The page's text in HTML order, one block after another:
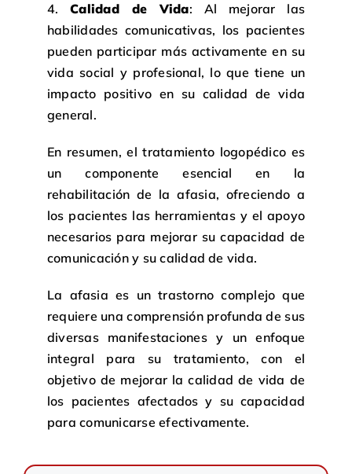
4.Calidad de Vida: Al mejorar las
habilidades comunicativas, los pacientes
pueden participar más activamente en su
vida social y profesional, lo que tiene un
impacto positivo en su calidad de vida
general.
En resumen, el tratamiento logopédico es
un componente esencial en la
rehabilitación de la afasia, ofreciendo a
los pacientes las herramientas y el apoyo
necesarios para mejorar su capacidad de
comunicación y su calidad de vida.
La afasia es un trastorno complejo que
requiere una comprensión profunda de sus
diversas manifestaciones y un enfoque
integral para su tratamiento, con el
objetivo de mejorar la calidad de vida de
los pacientes afectados y su capacidad
para comunicarse efectivamente.